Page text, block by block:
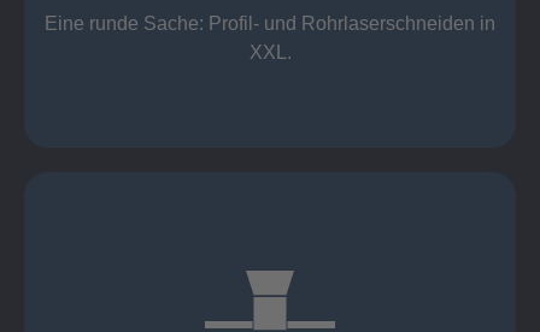
Eine runde Sache: Profil- und Rohrlaserschneiden in
XXL.
3D XXL-Rohrlaser